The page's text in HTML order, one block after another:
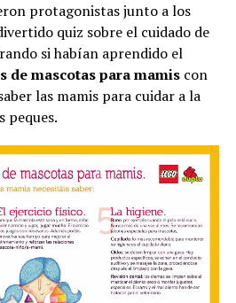
protagonistas junto a los
quiz sobre el cuidado de
si habían aprendido el
de mascotas para mamiscon
las mamis para cuidar a la
peques.